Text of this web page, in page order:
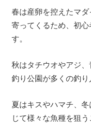
春は産卵を控えたマ
寄ってくるため、初
す。
秋はタチウオやアジ
釣り公園が多くの釣り
夏はキスやハマチ、
じて様々な魚種を狙